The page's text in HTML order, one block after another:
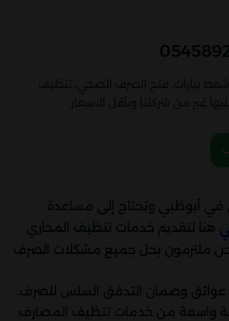
أبوظبي وتحتاج إلى مساعدة
هنا لتقديم خدمات تنظيف المجاري
نحن ملتزمون بحل جميع مشكلات الصرف
عوائق وضمان التدفق السلس للصرف.
واسعة من خدمات تنظيف المصارف